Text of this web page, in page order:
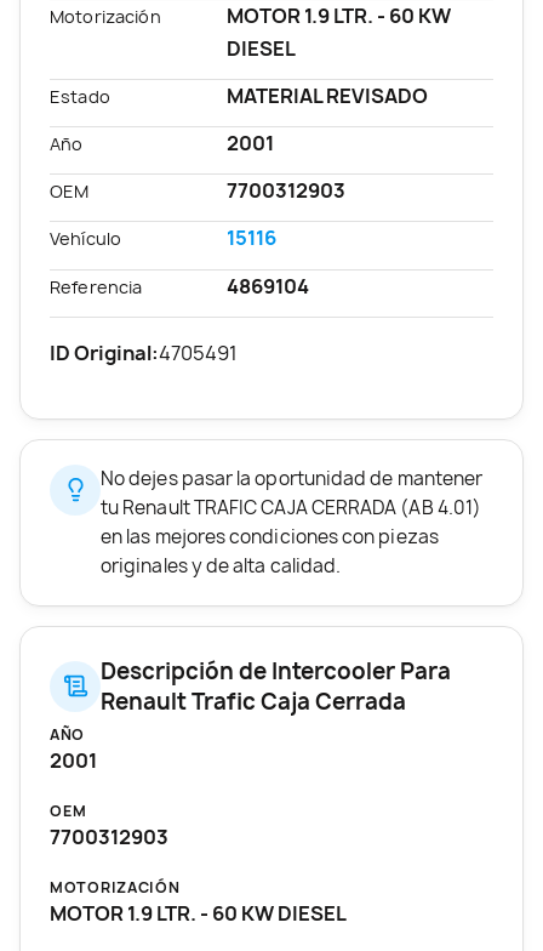
Motorización
MOTOR 1.9 LTR. - 60 KW
DIESEL
Estado MATERIAL REVISADO
Año 2001
OEM 7700312903
Vehículo 15116
Referencia 4869104
ID Original:4705491
No dejes pasar la oportunidad de mantener
tu Renault TRAFIC CAJA CERRADA (AB 4.01)
en las mejores condiciones con piezas
originales y de alta calidad.
Descripción de Intercooler Para
Renault Trafic Caja Cerrada
AÑO
2001
OEM
7700312903
MOTORIZACIÓN
MOTOR 1.9 LTR. - 60 KW DIESEL